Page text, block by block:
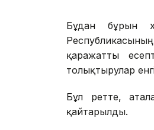
Бұдан бұрын
қаражатты
толықтырулар
Бұл ретте,
қайтарылды.